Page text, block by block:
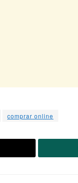
comprar online